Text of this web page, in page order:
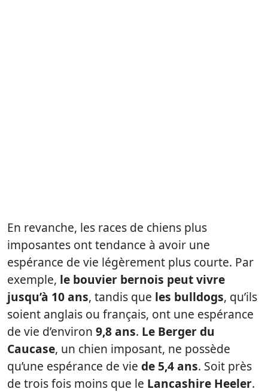
En revanche, les races de chiens plus
imposantes ont tendance à avoir une
espérance de vie légèrement plus courte. Par
exemple, le bouvier bernois peut vivre
jusqu’à 10 ans, tandis que les bulldogs, qu’ils
soient anglais ou français, ont une espérance
de vie d’environ 9,8 ans. Le Berger du
Caucase, un chien imposant, ne possède
qu’une espérance de vie de 5,4 ans. Soit près
de trois fois moins que le Lancashire Heeler.